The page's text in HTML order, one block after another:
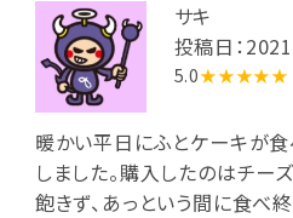
サキ
投稿日：
5.0★★★★★
暖かい平日にふとケーキが
しました。購入したのはチー
飽きず、あっという間に食べ